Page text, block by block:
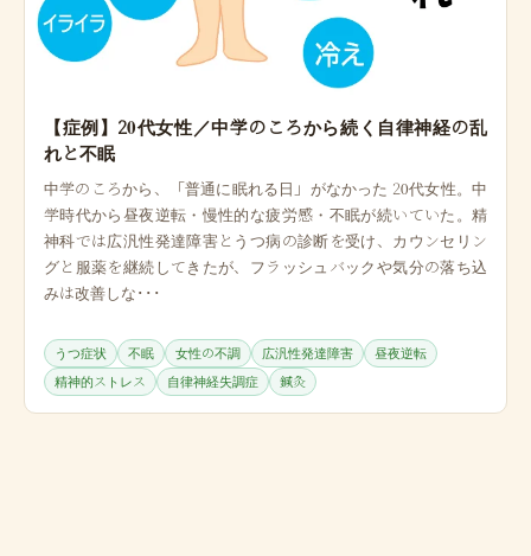
【症例】20代女性／中学のころから続く自律神経の乱
れと不眠
中学のころから、「普通に眠れる日」がなかった 20代女性。中
学時代から昼夜逆転・慢性的な疲労感・不眠が続いていた。精
神科では広汎性発達障害とうつ病の診断を受け、カウンセリン
グと服薬を継続してきたが、フラッシュバックや気分の落ち込
みは改善しな･･･
うつ症状 不眠 女性の不調 広汎性発達障害
昼夜逆転
精神的ストレス
自律神経失調症 鍼灸